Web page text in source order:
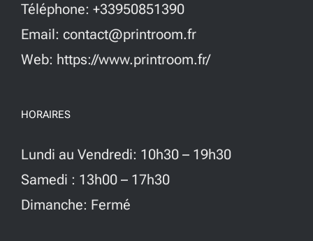
Téléphone: +33950851390
Email: contact@printroom.fr
Web: https://www.printroom.fr/
HORAIRES
Lundi au Vendredi: 10h30 – 19h30
Samedi : 13h00 – 17h30
Dimanche: Fermé